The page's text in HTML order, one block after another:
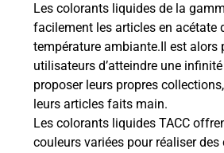
Les colorants liquides de la
facilement les articles en acétate
température ambiante.Il est alors
utilisateurs d’atteindre une
proposer leurs propres
leurs articles faits main.
Les colorants liquides TACC
couleurs variées pour réaliser